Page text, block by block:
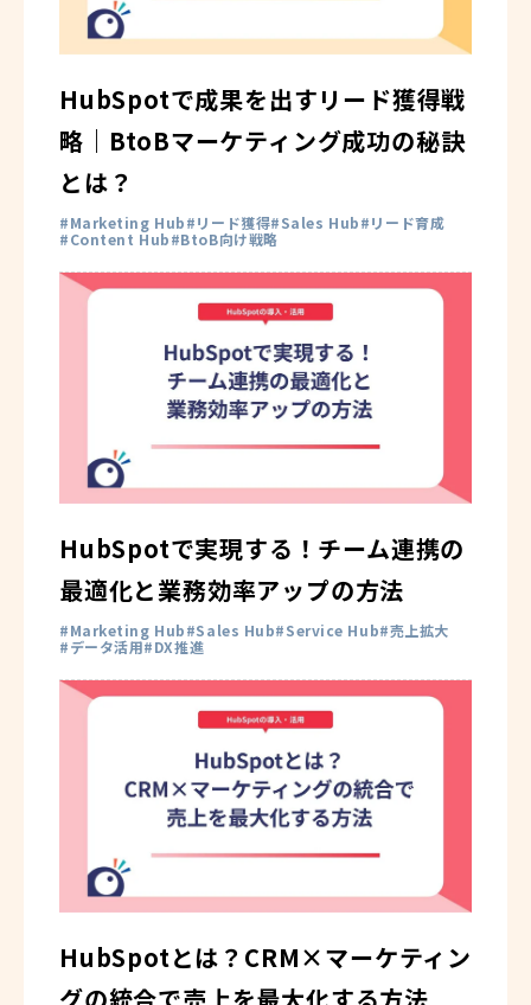
HubSpotで成果を出すリード獲得戦
略｜BtoBマーケティング成功の秘訣
とは？
Marketing Hub リード獲得 Sales Hub
リード育成
Content Hub
BtoB向け戦略
HubSpotで実現する！チーム連携の
最適化と業務効率アップの方法
Marketing Hub Sales Hub Service Hub 売上拡大
データ活用 DX推進
HubSpotとは？CRM×マーケティン